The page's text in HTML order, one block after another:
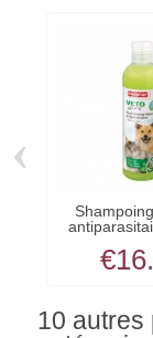
‹
10 autres